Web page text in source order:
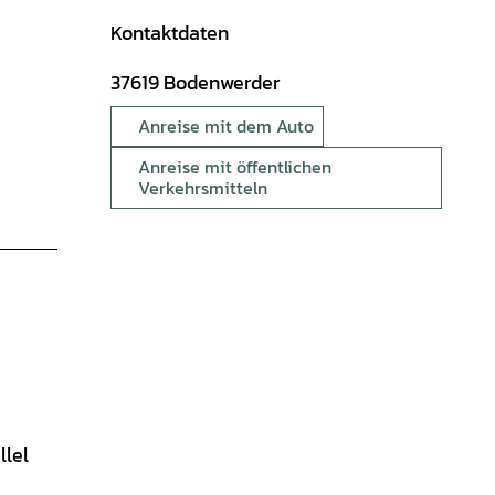
Kontaktdaten
37619Bodenwerder
Anreise mit dem Auto
Anreise mit öffentlichen
Verkehrsmitteln